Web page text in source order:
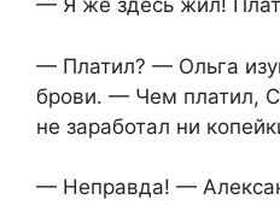
— Я же здесь жил!
— Платил? — Ольга
брови. — Чем платил,
не заработал ни
— Неправда! —